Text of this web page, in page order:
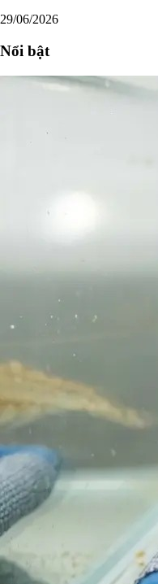
29/06/2026
Nổi bật